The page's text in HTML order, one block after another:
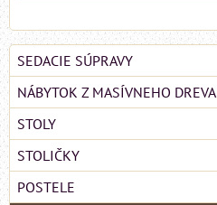
SEDACIE SÚPRAVY
NÁBYTOK Z MASÍVNEHO DREVA
STOLY
STOLIČKY
POSTELE